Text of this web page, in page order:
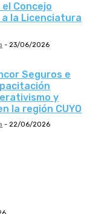
Concejo
la Licenciatura
- 23/06/2026
Seguros e
y
la región CUYO
- 22/06/2026